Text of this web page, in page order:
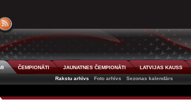
ČEMPIONĀTI JAUNATNES ČEMPIONĀTI LATVIJAS KAUSS
Rakstu arhīvs
Foto arhīvs Sezonas kalendārs